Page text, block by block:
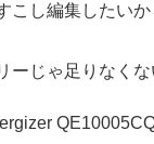
し編集したい
ーじゃ足りなくな